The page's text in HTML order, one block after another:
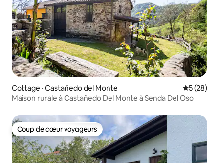
Cottage · Castañedo del Monte Note
5 (28)
Maison rurale à Castañedo Del Monte à Senda Del Oso
Coup de cœur voyageurs
Coup de cœur voyageurs